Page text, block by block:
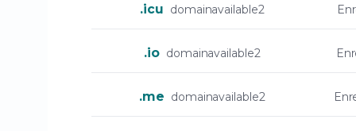
.icu domainavailable2
.io domainavailable2
.me domainavailable2